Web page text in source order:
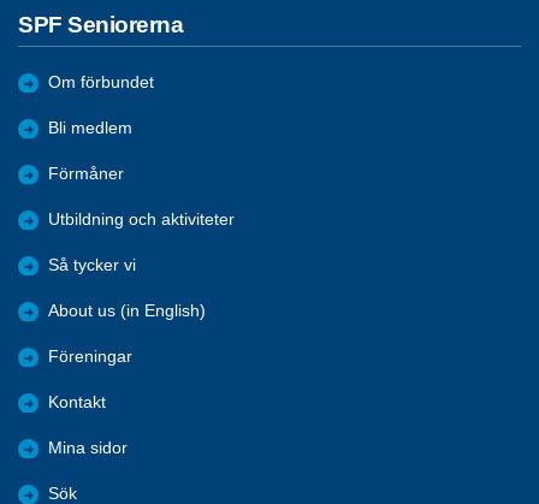
SPF Seniorerna
Om förbundet
Bli medlem
Förmåner
Utbildning och aktiviteter
Så tycker vi
About us (in English)
Föreningar
Kontakt
Mina sidor
Sök